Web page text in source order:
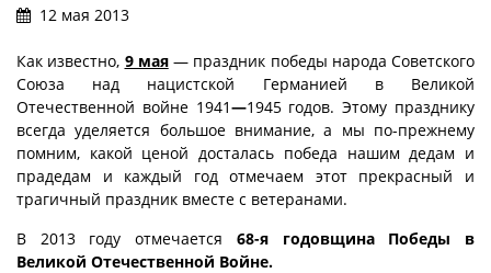
12 мая 2013
Как известно, 9 мая— праздник победы народа Советского
Союза над нацистской Германией в Великой
Отечественной войне 1941—1945 годов. Этому празднику
всегда уделяется большое внимание, а мы по-прежнему
помним, какой ценой досталась победа нашим дедам и
прадедам и каждый год отмечаем этот прекрасный и
трагичный праздник вместе с ветеранами.
В 2013 году отмечается 68-я годовщина Победы в
Великой Отечественной Войне.